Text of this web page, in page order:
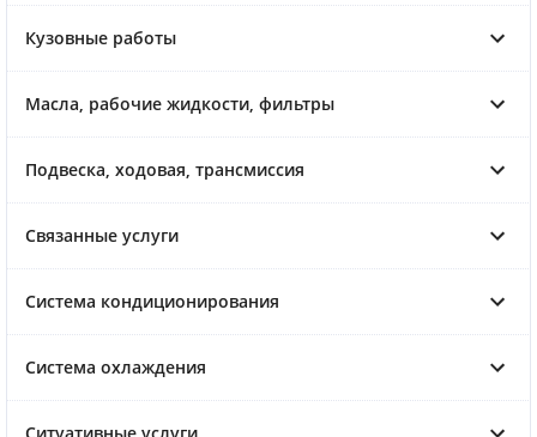
Кузовные работы
Масла, рабочие жидкости, фильтры
Подвеска, ходовая, трансмиссия
Связанные услуги
Система кондиционирования
Система охлаждения